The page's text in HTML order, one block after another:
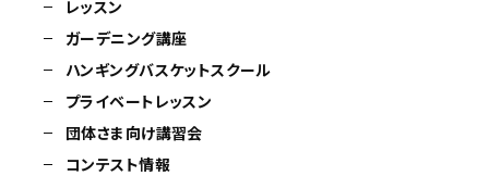
レッスン
ガーデニング講座
ハンギングバスケットスクール
プライベートレッスン
団体さま向け講習会
コンテスト情報